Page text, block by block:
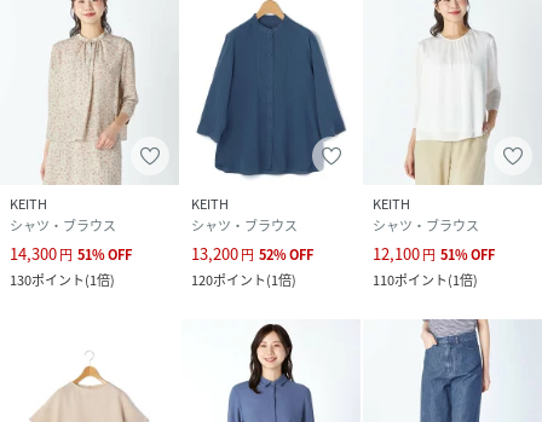
KEITH
シャツ・ブラウス
14,300円 51%OFF
130ポイント(1倍)
KEITH
シャツ・ブラウス
13,200円 52%OFF
120ポイント(1倍)
KEITH
シャツ・ブラウス
12,100円 51%OFF
110ポイント(1倍)